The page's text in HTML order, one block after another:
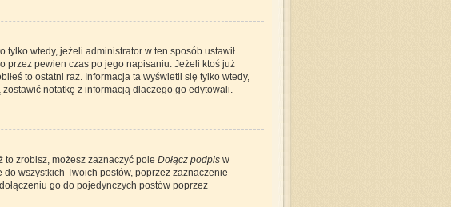
wtedy, jeżeli administrator w ten sposób ustawił
przez pewien czas po jego napisaniu. Jeżeli ktoś już
to ostatni raz. Informacja ta wyświetli się tylko wtedy,
notatkę z informacją dlaczego go edytowali.
zrobisz, możesz zaznaczyć pole Dołącz podpisw
wszystkich Twoich postów, poprzez zaznaczenie
go do pojedynczych postów poprzez